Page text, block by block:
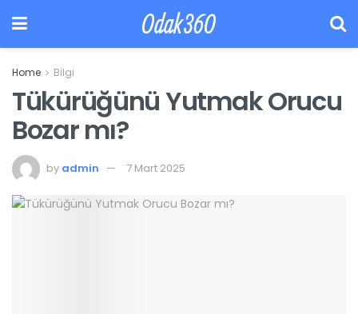
Odak360
Home Bilgi
Tükürüğünü Yutmak Orucu
Bozar mı?
by admin 7 Mart 2025